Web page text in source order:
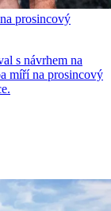
prosincový
s návrhem na
míří na prosincový